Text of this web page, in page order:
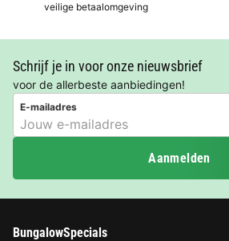
veilige betaalomgeving
Schrijf je in voor onze nieuwsbrief
voor de allerbeste aanbiedingen!
E-mailadres
Aanmelden
BungalowSpecials